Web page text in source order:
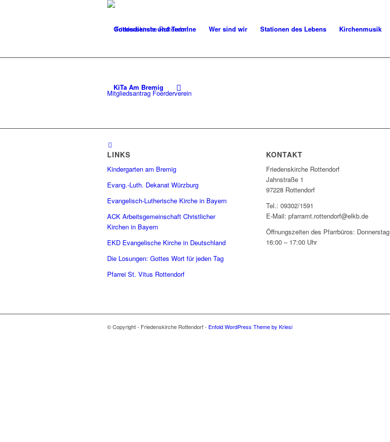
Gottesdienste und Termine Wer sind wir Stationen des Lebens Kirchenmusik
KiTa Am Bremig
Mitgliedsantrag Foerderverein
LINKS
Kindergarten am Bremig
Evang.-Luth. Dekanat Würzburg
Evangelisch-Lutherische Kirche in Bayern
ACK Arbeitsgemeinschaft Christlicher
Kirchen in Bayern
EKD Evangelische Kirche in Deutschland
Die Losungen: Gottes Wort für jeden Tag
Pfarrei St. Vitus Rottendorf
KONTAKT
Friedenskirche Rottendorf
Jahnstraße 1
97228 Rottendorf
Tel.: 09302/1591
E-Mail: pfarramt.rottendorf@elkb.de
Öffnungszeiten des Pfarrbüros: Donnerstag
16:00 – 17:00 Uhr
© Copyright - Friedenskirche Rottendorf - Enfold WordPress Theme by Kriesi